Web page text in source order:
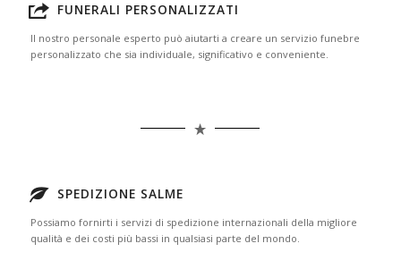
FUNERALI PERSONALIZZATI
Il nostro personale esperto può aiutarti a creare un servizio funebre
personalizzato che sia individuale, significativo e conveniente.
SPEDIZIONE SALME
Possiamo fornirti i servizi di spedizione internazionali della migliore
qualità e dei costi più bassi in qualsiasi parte del mondo.